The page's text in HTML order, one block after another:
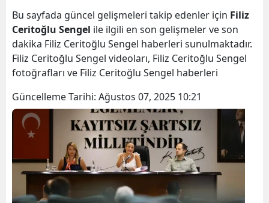
Bu sayfada güncel gelişmeleri takip edenler için Filiz
Ceritoğlu Sengel ile ilgili en son gelişmeler ve son
dakika Filiz Ceritoğlu Sengel haberleri sunulmaktadır.
Filiz Ceritoğlu Sengel videoları, Filiz Ceritoğlu Sengel
fotoğrafları ve Filiz Ceritoğlu Sengel haberleri
Güncelleme Tarihi: Ağustos 07, 2025 10:21